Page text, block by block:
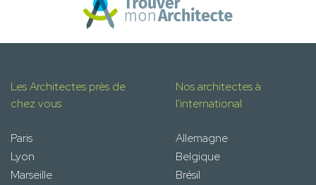
Les Architectes près de
chez vous
Paris
Lyon
Marseille
Nos architectes à
l'international
Allemagne
Belgique
Brésil